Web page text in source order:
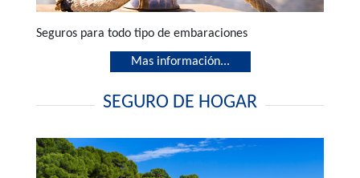
Seguros para todo tipo de embaraciones
Mas información...
SEGURO DE HOGAR